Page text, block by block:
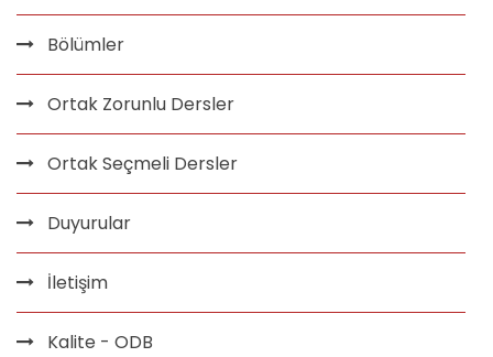
Bölümler
Ortak Zorunlu Dersler
Ortak Seçmeli Dersler
Duyurular
İletişim
Kalite - ODB